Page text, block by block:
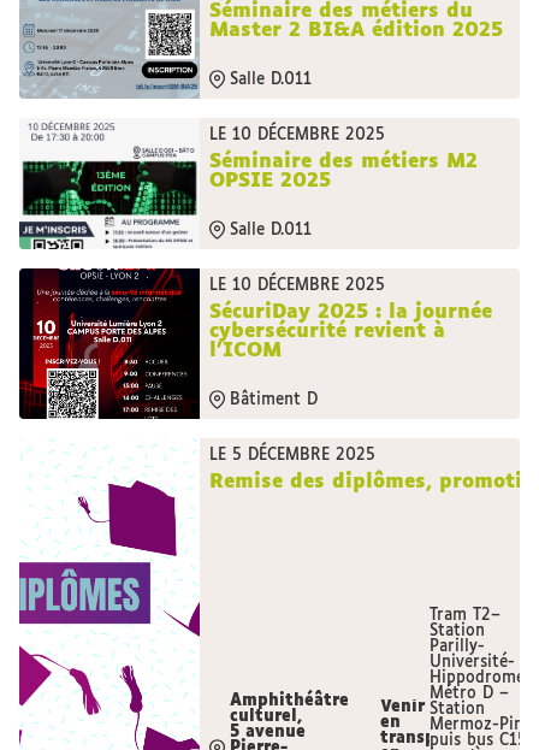
Séminaire des métiers du
Master 2 BI&A édition 2025
Salle D.011
LE 10 DÉCEMBRE 2025
Séminaire des métiers M2
OPSIE 2025
Salle D.011
LE 10 DÉCEMBRE 2025
SécuriDay 2025 : la journée
cybersécurité revient à
l'ICOM
Bâtiment D
LE 5 DÉCEMBRE 2025
Remise des diplômes,
Amphithéâtre
culturel,
5 avenue
Venir
en
transport
Tram T2–
Station
Parilly-
Université-
Hippodrome
Métro D –
Station
Mermoz-Pinel,
puis bus C15